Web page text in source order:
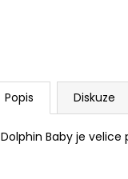
Popis Diskuze
Dolphin Baby je